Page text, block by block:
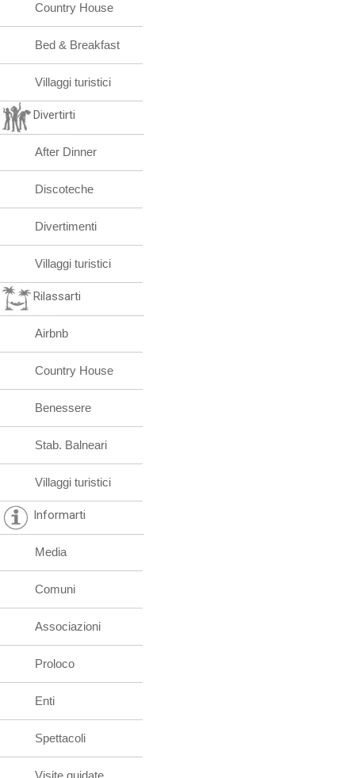
Country House
Bed & Breakfast
Villaggi turistici
Divertirti
After Dinner
Discoteche
Divertimenti
Villaggi turistici
Rilassarti
Airbnb
Country House
Benessere
Stab. Balneari
Villaggi turistici
Informarti
Media
Comuni
Associazioni
Proloco
Enti
Spettacoli
Visite guidate